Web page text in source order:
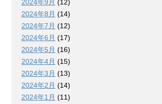
2024年9月 (12)
2024年8月 (14)
2024年7月 (12)
2024年6月 (17)
2024年5月 (16)
2024年4月 (15)
2024年3月 (13)
2024年2月 (14)
2024年1月 (11)